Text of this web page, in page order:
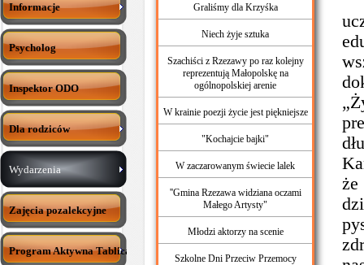
Informacje
Psycholog
Inspektor ODO
Dla rodziców
Wydarzenia
Zajęcia pozalekcyjne
Program Aktywna Tablica
Graliśmy dla Krzyśka
Niech żyje sztuka
Szachiści z Rzezawy po raz kolejny
reprezentują Małopolskę na
ogólnopolskiej arenie
W krainie poezji życie jest piękniejsze
"Kochajcie bajki"
W zaczarowanym świecie lalek
''Gmina Rzezawa widziana oczami
Małego Artysty"
Młodzi aktorzy na scenie
Szkolne Dni Przeciw Przemocy
że